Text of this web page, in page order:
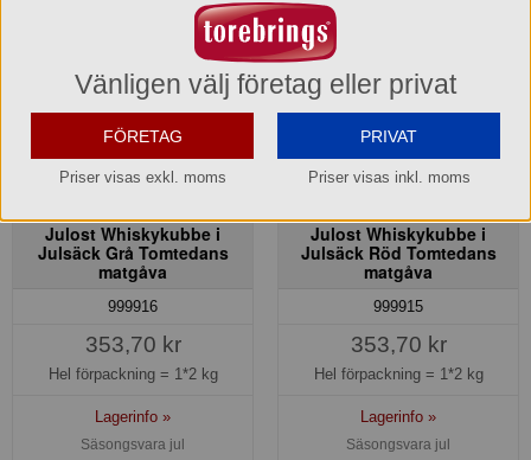
Julost Whiskykubbe i
Julsäck Grå Tomtedans
matgåva
999916
353,70 kr
Hel förpackning = 1*2 kg
Lagerinfo »
Säsongsvara jul
Julost Whiskykubbe i
Julsäck Röd Tomtedans
matgåva
999915
353,70 kr
Hel förpackning = 1*2 kg
Lagerinfo »
Säsongsvara jul
Vänligen välj företag eller privat
FÖRETAG
Priser visas exkl. moms
PRIVAT
Priser visas inkl. moms